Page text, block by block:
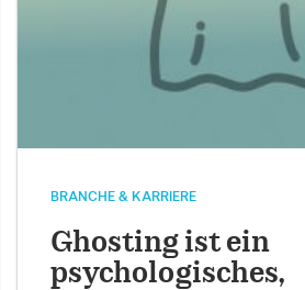
BRANCHE & KARRIERE
Ghosting ist ein
psychologisches,